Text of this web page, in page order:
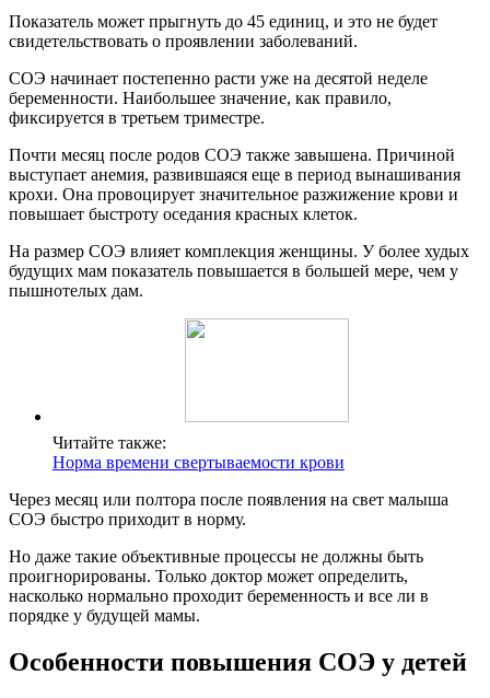
Показатель может прыгнуть до 45 единиц, и это не будет
свидетельствовать о проявлении заболеваний.
СОЭ начинает постепенно расти уже на десятой неделе
беременности. Наибольшее значение, как правило,
фиксируется в третьем триместре.
Почти месяц после родов СОЭ также завышена. Причиной
выступает анемия, развившаяся еще в период вынашивания
крохи. Она провоцирует значительное разжижение крови и
повышает быстроту оседания красных клеток.
На размер СОЭ влияет комплекция женщины. У более худых
будущих мам показатель повышается в большей мере, чем у
пышнотелых дам.
Читайте также:
Норма времени свертываемости крови
Через месяц или полтора после появления на свет малыша
СОЭ быстро приходит в норму.
Но даже такие объективные процессы не должны быть
проигнорированы. Только доктор может определить,
насколько нормально проходит беременность и все ли в
порядке у будущей мамы.
Особенности повышения СОЭ у детей